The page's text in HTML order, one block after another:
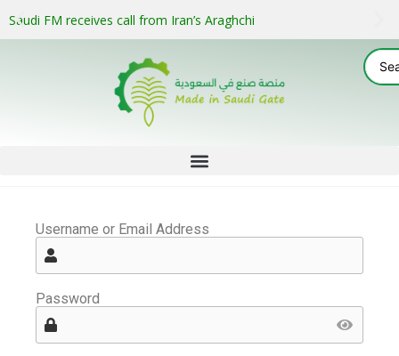
Saudi FM receives call from Iran’s Araghchi
Username or Email Address
Password